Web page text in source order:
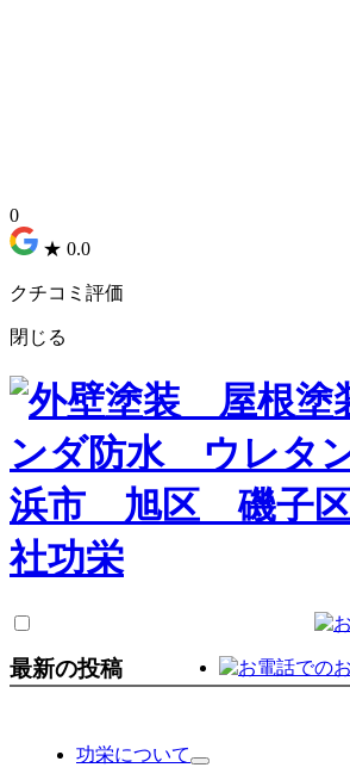
0
★ 0.0
クチコミ評価
閉じる
功栄について
サ
最新の投稿